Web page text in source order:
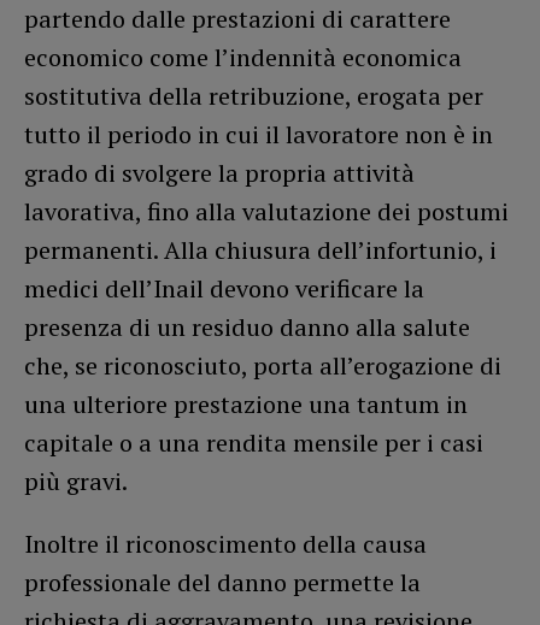
partendo dalle prestazioni di carattere
economico come l’indennità economica
sostitutiva della retribuzione, erogata per
tutto il periodo in cui il lavoratore non è in
grado di svolgere la propria attività
lavorativa, fino alla valutazione dei postumi
permanenti. Alla chiusura dell’infortunio, i
medici dell’Inail devono verificare la
presenza di un residuo danno alla salute
che, se riconosciuto, porta all’erogazione di
una ulteriore prestazione una tantum in
capitale o a una rendita mensile per i casi
più gravi.
Inoltre il riconoscimento della causa
professionale del danno permette la